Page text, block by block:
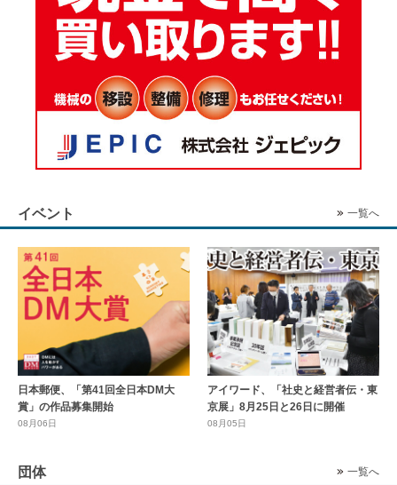
イベント 一覧へ
日本郵便、「第41回全日本DM大
賞」の作品募集開始
08月06日
アイワード、「社史と経営者伝・東
京展」8月25日と26日に開催
08月05日
団体 一覧へ